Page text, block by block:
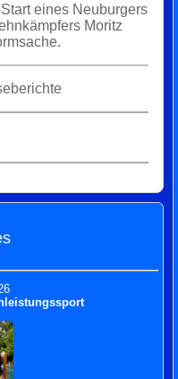
eines Neuburgers
Moritz